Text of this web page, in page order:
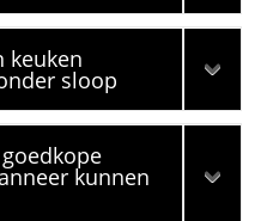
keuken
sloop
kunnen